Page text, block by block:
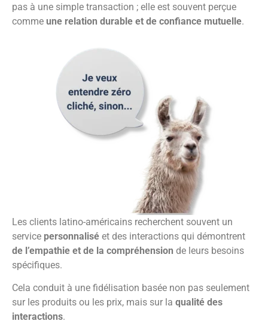
pas à une simple transaction ; elle est souvent perçue
comme une relation durable et de confiance mutuelle.
Les clients latino-américains recherchent souvent un
service personnalisé et des interactions qui démontrent
de l’empathie et de la compréhension de leurs besoins
spécifiques.
Cela conduit à une fidélisation basée non pas seulement
sur les produits ou les prix, mais sur la qualité des
interactions.